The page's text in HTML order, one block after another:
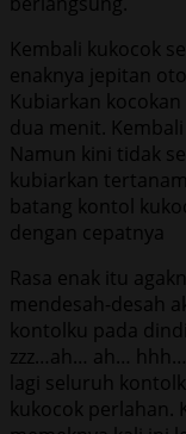
Kembali kukocok
enaknya jepitan
Kubiarkan
dua menit.
Namun kini tidak
kubiarkan
batang kontol
dengan cepatnya
Rasa enak itu
mendesah-desah
kontolku pada
zzz…ah… ah…
lagi seluruh
kukocok perlahan.